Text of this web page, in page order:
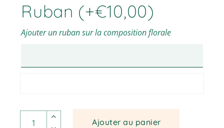
Ruban (+€10,00)
Ajouter un ruban sur la composition florale
Hamina - Gerbe piquée fleurs saumonées quantité
Ajouter au panier